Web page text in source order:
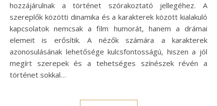
hozzájárulnak a történet szórakoztató jellegéhez. A
szereplők közötti dinamika és a karakterek között kialakuló
kapcsolatok nemcsak a film humorát, hanem a drámai
elemeit is erősítik. A nézők számára a karakterek
azonosulásának lehetősége kulcsfontosságú, hiszen a jól
megírt szerepek és a tehetséges színészek révén a
történet sokkal…